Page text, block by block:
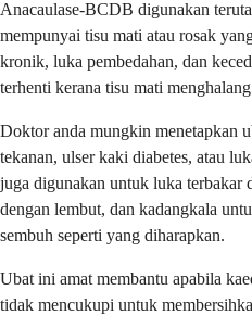
Anacaulase-BCDB digunakan
mempunyai tisu mati atau rosak
kronik, luka pembedahan, dan
terhenti kerana tisu mati
Doktor anda mungkin menetapkan
tekanan, ulser kaki diabetes, atau
juga digunakan untuk luka terbakar
dengan lembut, dan kadangkala
sembuh seperti yang diharapkan.
Ubat ini amat membantu apabila
tidak mencukupi untuk